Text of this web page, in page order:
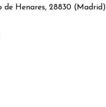
de Henares, 28830 (Madrid)